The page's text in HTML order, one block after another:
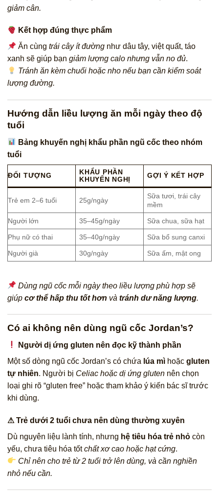
giảm cân.
Kết hợp đúng thực phẩm
Ăn cùngtrái cây ít đường như dâu tây, việt quất, táo
xanh sẽ giúp bạn giảm lượng calo nhưng vẫn no đủ.
Tránh ăn kèm chuối hoặc nho nếu bạn cần kiểm soát
lượng đường.
Hướng dẫn liều lượng ăn mỗi ngày theo độ
tuổi
Bảng khuyến nghị khẩu phần ngũ cốc theo nhóm
tuổi
ĐỐI TƯỢNG
KHẨU PHẦN
KHUYẾN NGHỊ
GỢI Ý KẾT HỢP
Trẻ em 2–6 tuổi 25g/ngày
Sữa tươi, trái cây
mềm
Người lớn 35–45g/ngày Sữa chua, sữa hạt
Phụ nữ có thai 35–40g/ngày Sữa bổ sung canxi
Người già 30g/ngày Sữa ấm, mật ong
Dùng ngũ cốc mỗi ngày theo liều lượng phù hợp sẽ
giúp cơ thể hấp thu tốt hơn và tránh dư năng lượng.
Có ai không nên dùng ngũ cốc Jordan’s?
Người dị ứng gluten nên đọc kỹ thành phần
Một số dòng ngũ cốc Jordan’s có chứa lúa mì hoặc gluten
tự nhiên. Người bị Celiac hoặc dị ứng gluten nên chọn
loại ghi rõ “gluten free” hoặc tham khảo ý kiến bác sĩ trước
khi dùng.
⚠ Trẻ dưới 2 tuổi chưa nên dùng thường xuyên
Dù nguyên liệu lành tính, nhưng hệ tiêu hóa trẻ nhỏ còn
yếu, chưa tiêu hóa tốtchất xơ cao hoặc hạt cứng.
Chỉ nên cho trẻ từ 2 tuổi trở lên dùng, và cần nghiền
nhỏ nếu cần.